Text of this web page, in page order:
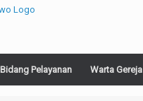
Bidang Pelayanan Warta Gereja